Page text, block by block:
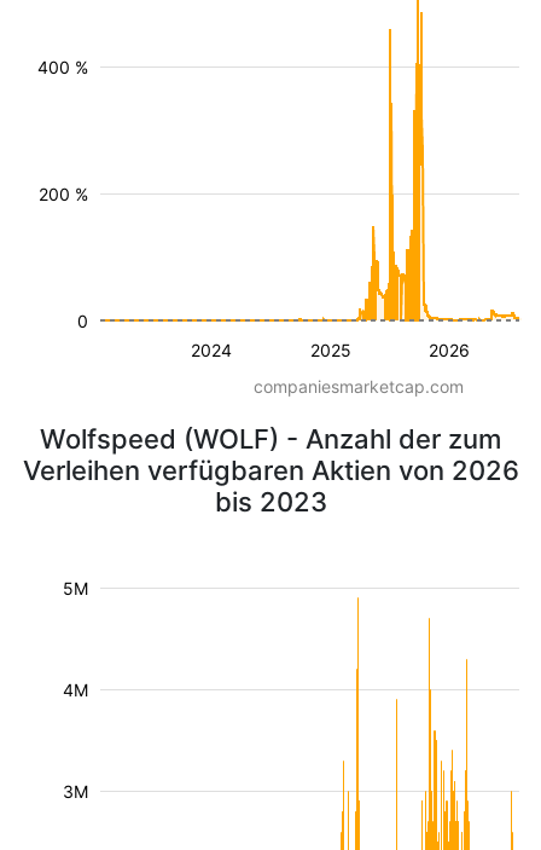
2024 2025 2026
200 %
400 %
0
companiesmarketcap.com
Wolfspeed (WOLF) - Anzahl der zum
Verleihen verfügbaren Aktien von 2026
bis 2023
3M
4M
5M